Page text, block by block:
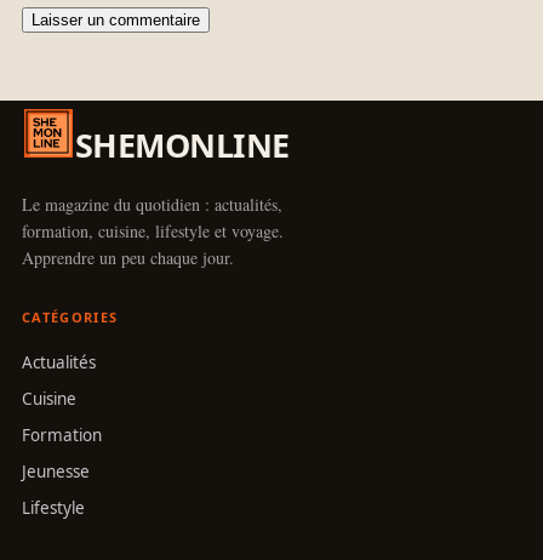
SHEMONLINE
Le magazine du quotidien : actualités,
formation, cuisine, lifestyle et voyage.
Apprendre un peu chaque jour.
CATÉGORIES
Actualités
Cuisine
Formation
Jeunesse
Lifestyle